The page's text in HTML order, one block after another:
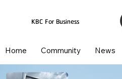
KBC For Business
Home Community News